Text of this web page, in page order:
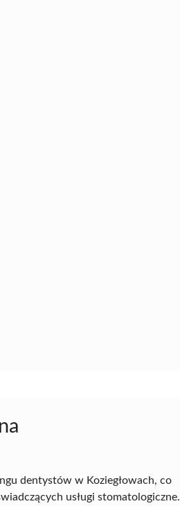
dentystów w Koziegłowach, co
usługi stomatologiczne.